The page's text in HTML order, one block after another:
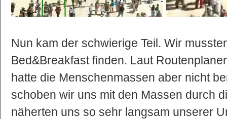
Nun kam der schwierige Teil. Wir
Bed&Breakfast finden. Laut
hatte die Menschenmassen aber nicht
schoben wir uns mit den Massen durch
näherten uns so sehr langsam unserer